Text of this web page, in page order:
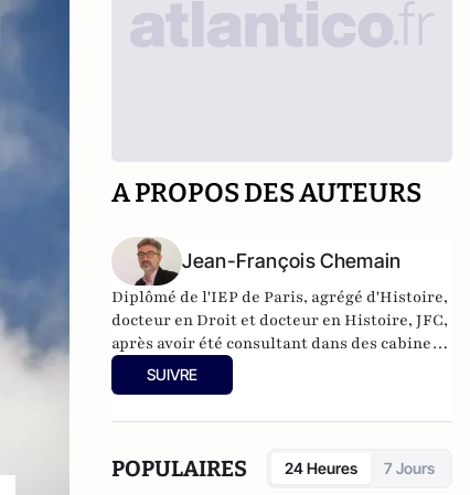
A PROPOS DES AUTEURS
Jean-François Chemain
Diplômé de l'IEP de Paris, agrégé d'Histoire,
docteur en Droit et docteur en Histoire, JFC,
après avoir été consultant dans des cabinets
anglo-saxons, puis cadre dirigeant dans un
grand groupe industriel, a choisi il y a près
est l'auteur de plusieurs livres, tous publiés
chez Via Romana:
SUIVRE
POPULAIRES 24 Heures 7 Jours